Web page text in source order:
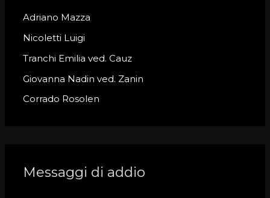
f
o
r
Adriano Mazza
Nicoletti Luigi
Tranchi Emilia ved. Cauz
Giovanna Nadin ved. Zanin
Corrado Rosolen
Messaggi di addio